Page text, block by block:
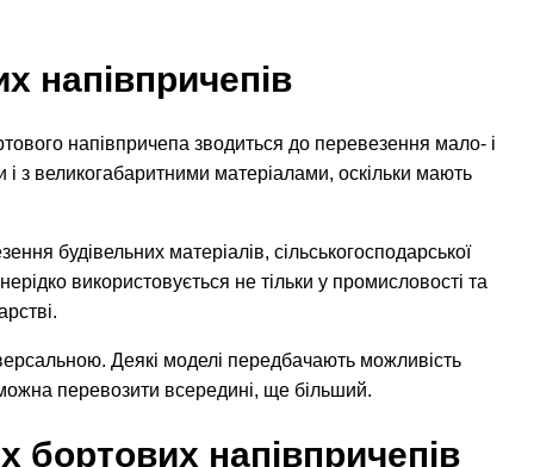
напівпричепів
напівпричепа зводиться до перевезення мало- і
з великогабаритними матеріалами, оскільки мають
будівельних матеріалів, сільськогосподарської
використовується не тільки у промисловості та
Деякі моделі передбачають можливість
перевозити всередині, ще більший.
бортових напівпричепів